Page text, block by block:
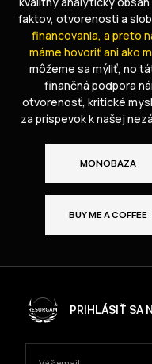
faktov, otvorenosti a
financovania, a preto
máme hovoriť ani ako
môžeme sa mýliť, no
finančná podpora
otvorenosť, kritické
za príspevok k našej
MONOBAZA
BUY ME A COFFEE
PRIHLÁSIŤ SA